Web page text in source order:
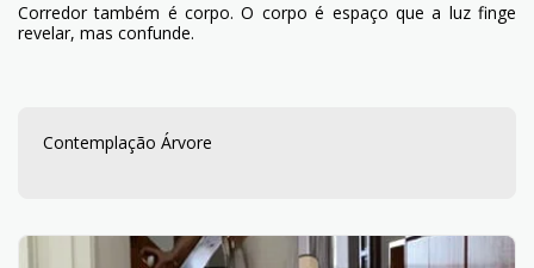
Corredor também é corpo. O corpo é espaço que a luz finge
revelar, mas confunde.
Contemplação Árvore